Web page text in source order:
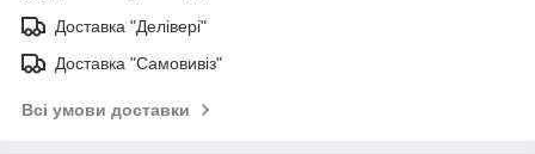
Доставка "Делівері"
Доставка "Самовивіз"
Всі умови доставки